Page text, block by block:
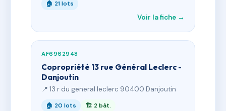
🏠 21 lots
Voir la fiche →
AF6962948
Copropriété 13 rue Général Leclerc -
Danjoutin
📍 13 r du general leclerc 90400 Danjoutin
🏠 20 lots 🏗 2 bât.